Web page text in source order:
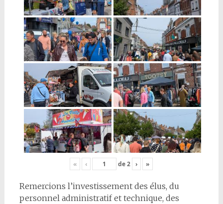
« ‹ de2 › »
Remercions l’investissement des élus, du
personnel administratif et technique, des